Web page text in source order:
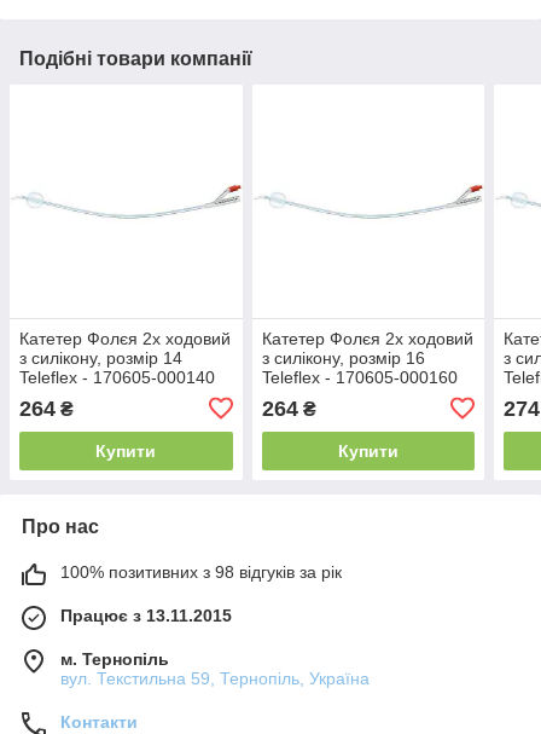
Подібні товари компанії
Катетер Фолєя 2х ходовий
з силікону, розмір 14
Teleflex - 170605-000140
264 ₴
Купити
Катетер Фолєя 2х ходовий
з силікону, розмір 16
Teleflex - 170605-000160
264₴
Купити
з
274
Про нас
100% позитивних з 98 відгуків за рік
Працює з 13.11.2015
м. Тернопіль
вул. Текстильна 59, Тернопіль, Україна
Контакти